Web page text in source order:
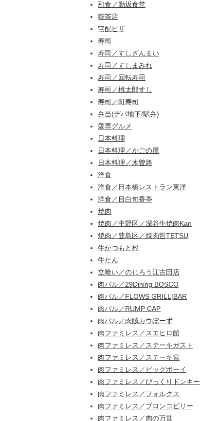
和食／動坂食堂
喫茶店
宅配ピザ
寿司
寿司／すしざんまい
寿司／すしまみれ
寿司／回転寿司
寿司／桃太郎すし
寿司／町寿司
弁当(デパ地下/駅弁)
愛専グルメ
日本料理
日本料理／かごの屋
日本料理／木曽路
洋食
洋食／日本橋レストラン東洋
洋食／目白旬香亭
焼肉
焼肉／中野区／深谷牛焼肉Kan
焼肉／豊島区／焼肉哲TETSU
牛かつもと村
牛たん
立喰い／のじろう江古田店
肉バル／29Dining BOSCO
肉バル／FLOWS GRILL|BAR
肉バル／RUMP CAP
肉バル／肉賊カウぼーず
肉ファミレス／スエヒロ館
肉ファミレス／ステーキガスト
肉ファミレス／ステーキ宮
肉ファミレス／ビッグボーイ
肉ファミレス／びっくりドンキー
肉ファミレス／フォルクス
肉ファミレス／ブロンコビリー
肉ファミレス／肉の万世